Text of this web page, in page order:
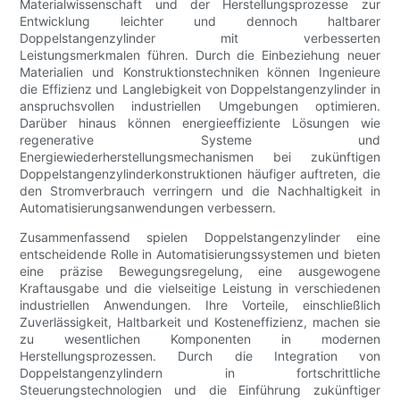
Materialwissenschaft und der Herstellungsprozesse zur
Entwicklung leichter und dennoch haltbarer
Doppelstangenzylinder mit verbesserten
Leistungsmerkmalen führen. Durch die Einbeziehung neuer
Materialien und Konstruktionstechniken können Ingenieure
die Effizienz und Langlebigkeit von Doppelstangenzylinder in
anspruchsvollen industriellen Umgebungen optimieren.
Darüber hinaus können energieeffiziente Lösungen wie
regenerative Systeme und
Energiewiederherstellungsmechanismen bei zukünftigen
Doppelstangenzylinderkonstruktionen häufiger auftreten, die
den Stromverbrauch verringern und die Nachhaltigkeit in
Automatisierungsanwendungen verbessern.
Zusammenfassend spielen Doppelstangenzylinder eine
entscheidende Rolle in Automatisierungssystemen und bieten
eine präzise Bewegungsregelung, eine ausgewogene
Kraftausgabe und die vielseitige Leistung in verschiedenen
industriellen Anwendungen. Ihre Vorteile, einschließlich
Zuverlässigkeit, Haltbarkeit und Kosteneffizienz, machen sie
zu wesentlichen Komponenten in modernen
Herstellungsprozessen. Durch die Integration von
Doppelstangenzylindern in fortschrittliche
Steuerungstechnologien und die Einführung zukünftiger